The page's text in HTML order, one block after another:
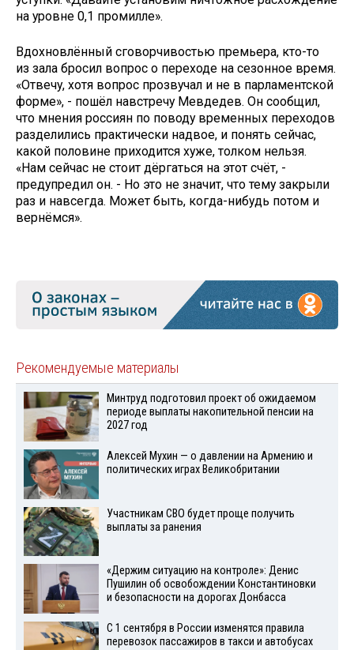
на уровне 0,1 промилле».
Вдохновлённый сговорчивостью премьера, кто-то
из зала бросил вопрос о переходе на сезонное время.
«Отвечу, хотя вопрос прозвучал и не в парламентской
форме», - пошёл навстречу Мевдедев. Он сообщил,
что мнения россиян по поводу временных переходов
разделились практически надвое, и понять сейчас,
какой половине приходится хуже, толком нельзя.
«Нам сейчас не стоит дёргаться на этот счёт, -
предупредил он. - Но это не значит, что тему закрыли
раз и навсегда. Может быть, когда-нибудь потом и
вернёмся».
Рекомендуемые материалы
Минтруд подготовил проект об ожидаемом
периоде выплаты накопительной пенсии на
2027 год
Алексей Мухин — о давлении на Армению и
политических играх Великобритании
Участникам СВО будет проще получить
выплаты за ранения
«Держим ситуацию на контроле»: Денис
Пушилин об освобождении Константиновки
и безопасности на дорогах Донбасса
С 1 сентября в России изменятся правила
перевозок пассажиров в такси и автобусах